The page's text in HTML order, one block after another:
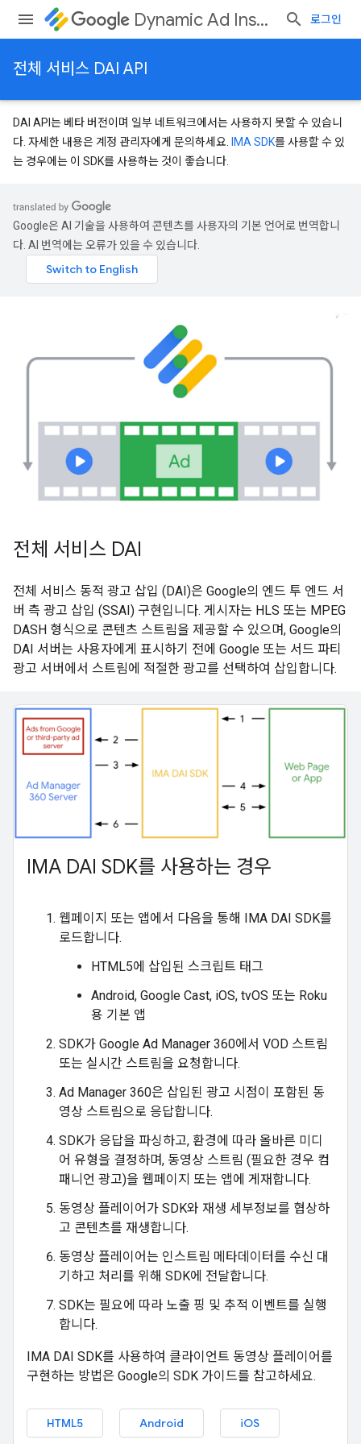
Dynamic Ad Insertion 로그인
전체 서비스 DAI API
DAI API는 베타 버전이며 일부 네트워크에서는 사용하지 못할 수 있습니
다. 자세한 내용은 계정 관리자에게 문의하세요.
IMA SDK를 사용할 수 있
는 경우에는 이 SDK를 사용하는 것이 좋습니다.
Google은 AI 기술을 사용하여 콘텐츠를 사용자의 기본 언어로 번역합니
다. AI 번역에는 오류가 있을 수 있습니다.
전체 서비스 DAI
전체 서비스 동적 광고 삽입 (DAI)은 Google의 엔드 투 엔드 서
버 측 광고 삽입 (SSAI) 구현입니다. 게시자는 HLS 또는 MPEG
DASH 형식으로 콘텐츠 스트림을 제공할 수 있으며, Google의
DAI 서버는 사용자에게 표시하기 전에 Google 또는 서드 파티
광고 서버에서 스트림에 적절한 광고를 선택하여 삽입합니다.
IMA DAI SDK를 사용하는 경우
웹페이지 또는 앱에서 다음을 통해 IMA DAI SDK를
로드합니다.
HTML5에 삽입된 스크립트 태그
Android, Google Cast, iOS, tvOS 또는 Roku
용 기본 앱
SDK가 Google Ad Manager 360에서 VOD 스트림
또는 실시간 스트림을 요청합니다.
Ad Manager 360은 삽입된 광고 시점이 포함된 동
영상 스트림으로 응답합니다.
SDK가 응답을 파싱하고, 환경에 따라 올바른 미디
어 유형을 결정하며, 동영상 스트림 (필요한 경우 컴
패니언 광고)을 웹페이지 또는 앱에 게재합니다.
동영상 플레이어가 SDK와 재생 세부정보를 협상하
고 콘텐츠를 재생합니다.
동영상 플레이어는 인스트림 메타데이터를 수신 대
기하고 처리를 위해 SDK에 전달합니다.
SDK는 필요에 따라 노출 핑 및 추적 이벤트를 실행
합니다.
IMA DAI SDK를 사용하여 클라이언트 동영상 플레이어를
구현하는 방법은 Google의 SDK 가이드를 참고하세요.
HTML5 Android iOS